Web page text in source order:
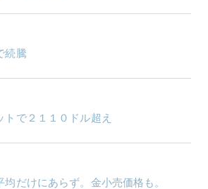
続騰
で２１１０ドル超え
だけにあらず。金小売価格も。